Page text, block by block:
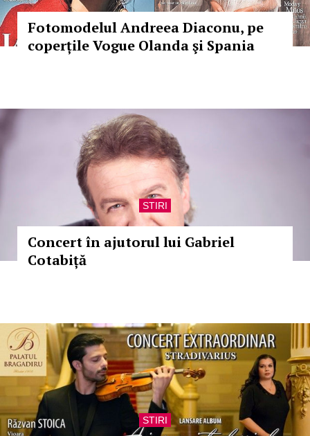
Fotomodelul Andreea Diaconu, pe
coperțile Vogue Olanda şi Spania
STIRI
Concert în ajutorul lui Gabriel
Cotabiță
STIRI